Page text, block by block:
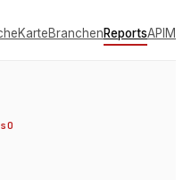
KarteBranchenReportsAPI